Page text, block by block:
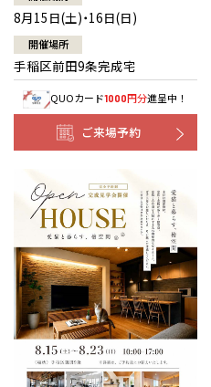
8月15日(土)・16日(日)
開催場所
手稲区前田9条完成宅
QUOカード1000円分進呈中！
ご来場予約
全国の展示場
北海道
札幌
東北
お近くのイベント
北海道
札幌
札幌
小樽
東北